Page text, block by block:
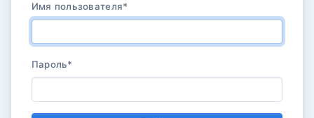
Имя пользователя*
Пароль*